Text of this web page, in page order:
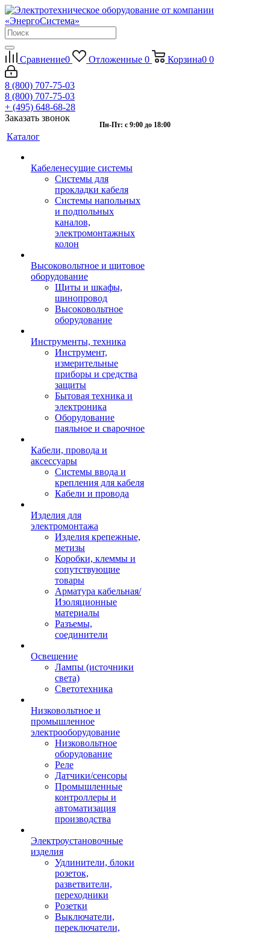
Сравнение0 Отложенные 0 Корзина0 0
8 (800) 707-75-03
8 (800) 707-75-03
+ (495) 648-68-28
Заказать звонок
Пн-Пт: с 9:00 до 18:00
Каталог
Кабеленесущие системы
Системы для
прокладки кабеля
Системы напольных
и подпольных
каналов,
электромонтажных
колон
Высоковольтное и щитовое
оборудование
Щиты и шкафы,
шинопровод
Высоковольтное
оборудование
Инструменты, техника
Инструмент,
измерительные
приборы и средства
защиты
Бытовая техника и
электроника
Оборудование
паяльное и сварочное
Кабели, провода и
аксессуары
Системы ввода и
крепления для кабеля
Кабели и провода
Изделия для
электромонтажа
Изделия крепежные,
метизы
Коробки, клеммы и
сопутствующие
товары
Арматура кабельная/
Изоляционные
материалы
Разъемы,
соединители
Освещение
Лампы (источники
света)
Светотехника
Низковольтное и
промышленное
электрооборудование
Низковольтное
оборудование
Реле
Датчики/сенсоры
Промышленные
контроллеры и
автоматизация
производства
Электроустановочные
изделия
Удлинители, блоки
розеток,
разветвители,
переходники
Розетки
Выключатели,
переключатели,